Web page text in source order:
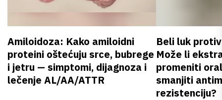
Amiloidoza: Kako amiloidni
proteini oštećuju srce, bubrege
i jetru — simptomi, dijagnoza i
lečenje AL/AA/ATTR
Beli luk
Može li
promeniti
smanjiti
rezistenciju?